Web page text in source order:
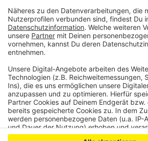
Anzeige
Anzeige
Anzeige